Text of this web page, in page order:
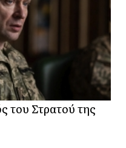
του Στρατού της